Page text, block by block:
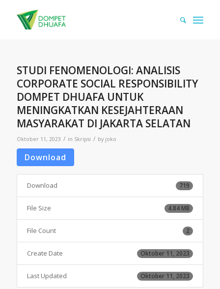
STUDI FENOMENOLOGI: ANALISIS
CORPORATE SOCIAL RESPONSIBILITY
DOMPET DHUAFA UNTUK
MENINGKATKAN KESEJAHTERAAN
MASYARAKAT DI JAKARTA SELATAN
Oktober 11, 2023 / in Skripsi / by joko
Download
Download 719
File Size 4.84 MB
File Count 2
Create Date Oktober 11, 2023
Last Updated Oktober 11, 2023